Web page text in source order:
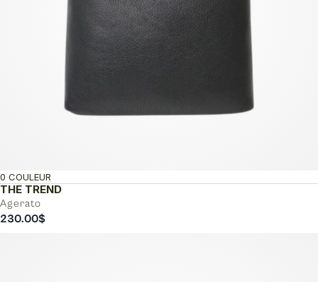
THE TREND
Agerato
0 COULEUR
230.00$